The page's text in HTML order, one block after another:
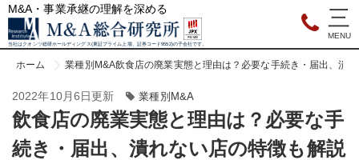
M&A・事業承継の理解を深める
当社はクオンツ総研ホールディングス(東証プライム上場、証券コード9552)の子会社です。
ホーム 業種別M&A飲食店の廃業実態と理由は？必要な手続き・届出、潰
2022年10月6日更新 業種別M&A
飲食店の廃業実態と理由は？必要な手
続き・届出、潰れない店の特徴も解説